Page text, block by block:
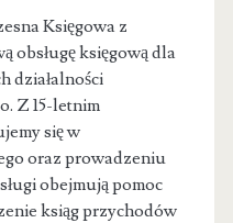
Księgowa z
obsługę księgową dla
działalności
Z 15-letnim
się w
oraz prowadzeniu
obejmują pomoc
ksiąg przychodów